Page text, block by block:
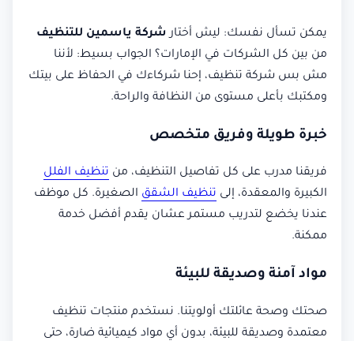
يمكن تسأل نفسك: ليش أختار شركة ياسمين للتنظيف
من بين كل الشركات في الإمارات؟ الجواب بسيط: لأننا
مش بس شركة تنظيف، إحنا شركاءك في الحفاظ على بيتك
ومكتبك بأعلى مستوى من النظافة والراحة.
خبرة طويلة وفريق متخصص
فريقنا مدرب على كل تفاصيل التنظيف، من تنظيف الفلل
الكبيرة والمعقدة، إلى تنظيف الشقق الصغيرة. كل موظف
عندنا يخضع لتدريب مستمر عشان يقدم أفضل خدمة
ممكنة.
مواد آمنة وصديقة للبيئة
صحتك وصحة عائلتك أولويتنا. نستخدم منتجات تنظيف
معتمدة وصديقة للبيئة، بدون أي مواد كيميائية ضارة، حتى